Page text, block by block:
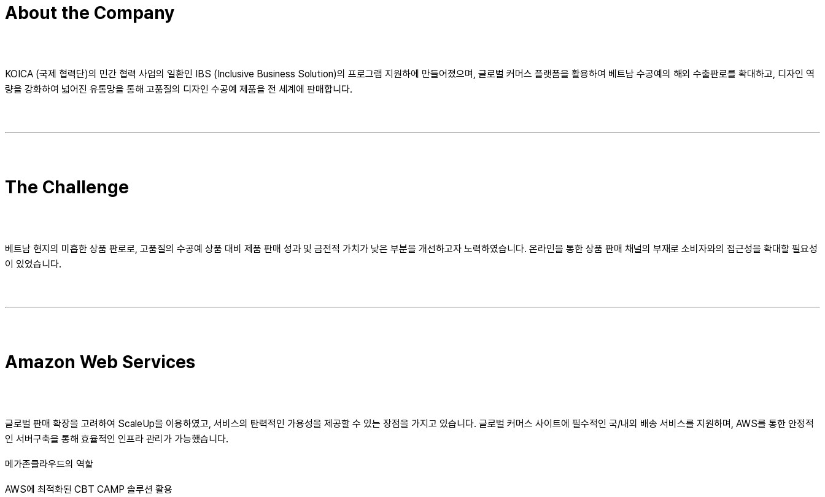
About the Company
KOICA (국제 협력단)의 민간 협력 사업의 일환인 IBS (Inclusive Business Solution)의 프로그램 지원하에 만들어졌으며, 글로벌 커머스 플랫폼을 활용하여 베트남 수공예의 해외 수출판로를 확대하고, 디자인 역
량을 강화하여 넓어진 유통망을 통해 고품질의 디자인 수공예 제품을 전 세계에 판매합니다.
The Challenge
베트남 현지의 미흡한 상품 판로로, 고품질의 수공예 상품 대비 제품 판매 성과 및 금전적 가치가 낮은 부분을 개선하고자 노력하였습니다. 온라인을 통한 상품 판매 채널의 부재로 소비자와의 접근성을 확대할 필요성
이 있었습니다.
Amazon Web Services
글로벌 판매 확장을 고려하여 ScaleUp을 이용하였고, 서비스의 탄력적인 가용성을 제공할 수 있는 장점을 가지고 있습니다. 글로벌 커머스 사이트에 필수적인 국/내외 배송 서비스를 지원하며, AWS를 통한 안정적
인 서버구축을 통해 효율적인 인프라 관리가 가능했습니다.
메가존클라우드의 역할
AWS에 최적화된 CBT CAMP 솔루션 활용